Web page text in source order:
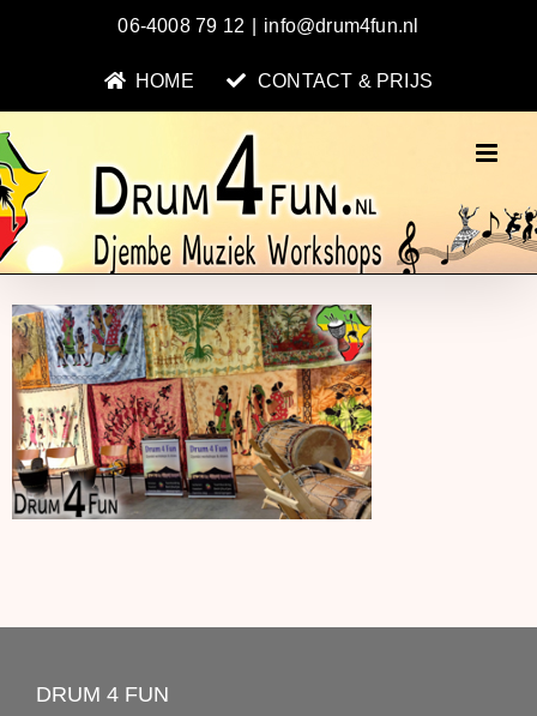
06-4008 79 12 info@drum4fun.nl
HOME CONTACT & PRIJS
DRUM 4 FUN